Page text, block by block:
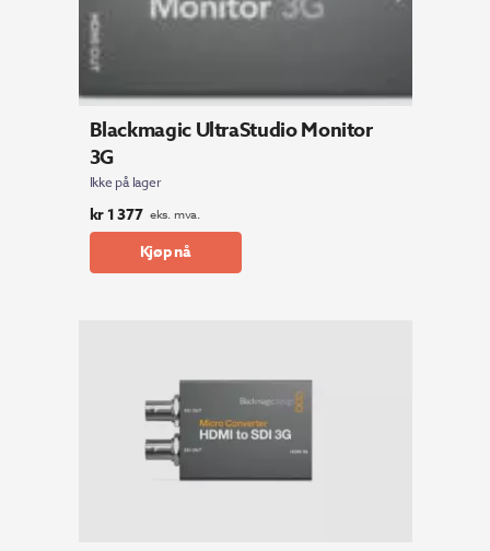
Blackmagic UltraStudio Monitor
3G
Ikke på lager
kr1 377 eks. mva.
Kjøp nå